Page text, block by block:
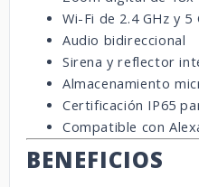
Wi-Fi de 2.4 GHz y 5
Audio bidireccional
Sirena y reflector
Almacenamiento
Certificación IP65
Compatible con
BENEFICIOS